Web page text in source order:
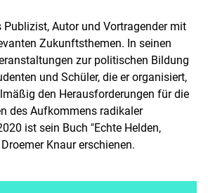
Autor und Vortragender mit
Zukunftsthemen. In seinen
zur politischen Bildung
und Schüler, die er organisiert,
den Herausforderungen für die
des Aufkommens radikaler
ist sein Buch "Echte Helden,
Knaur erschienen.